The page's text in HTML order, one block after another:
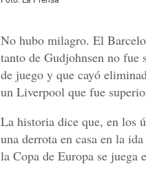
No hubo milagro. El
tanto de Gudjohnsen no fue
de juego y que cayó
un Liverpool que fue
La historia dice que, en los
una derrota en casa en la
la Copa de Europa se